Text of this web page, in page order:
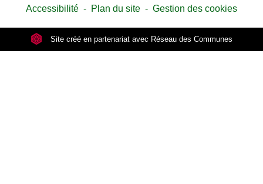
Accessibilité - Plan du site - Gestion des cookies
Site créé en partenariat avec Réseau des Communes